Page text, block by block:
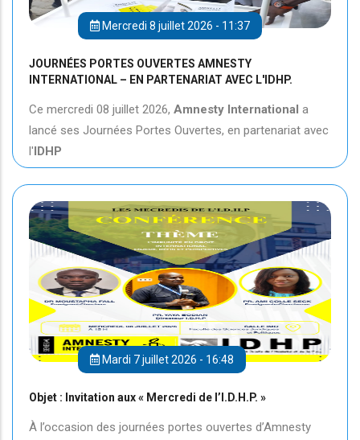
Mercredi 8 juillet 2026 - 11:37
JOURNÉES PORTES OUVERTES AMNESTY
INTERNATIONAL – EN PARTENARIAT AVEC L'IDHP.
Ce mercredi 08 juillet 2026, Amnesty International a
lancé ses Journées Portes Ouvertes, en partenariat avec
l'IDHP
Mardi 7 juillet 2026 - 16:48
Objet : Invitation aux « Mercredi de l’I.D.H.P. »
À l’occasion des journées portes ouvertes d’Amnesty